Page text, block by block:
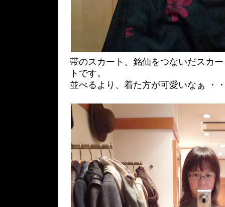
帯のスカート、銘仙をつないだスカ
トです。
並べるより、着た方が可愛いなぁ